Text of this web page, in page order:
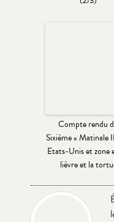
Compte rendu
Sixième « Matinale
Etats-Unis et zone
lièvre et la